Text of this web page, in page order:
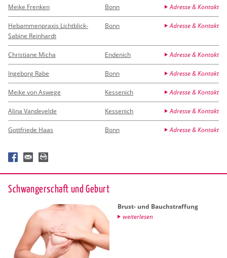
Meike Frenken Bonn Adresse & Kontakt
Hebammenpraxis Lichtblick-
Sabine Reinhardt
Bonn Adresse & Kontakt
Christiane Micha Endenich Adresse & Kontakt
Ingeborg Rabe Bonn Adresse & Kontakt
Meike von Aswege Kessenich Adresse & Kontakt
Alina Vandevelde Kessenich Adresse & Kontakt
Gottfriede Haas Bonn Adresse & Kontakt
Schwan­ger­schaft und Ge­burt
Brust- und Bauch­straf­fung
wei­ter­le­sen